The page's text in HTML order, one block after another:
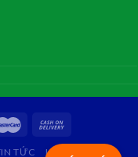
TỨC LIÊN HỆ